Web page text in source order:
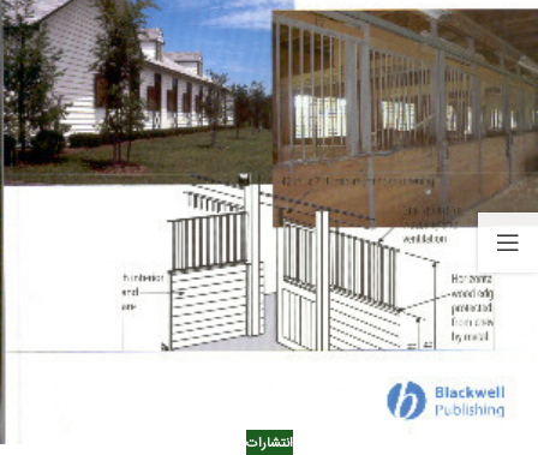
انتشارات